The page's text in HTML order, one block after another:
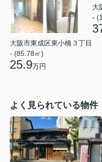
大阪市東成区東小橋３丁目
- (85.78㎡)
25.9万円
大
-
よく見られている物件